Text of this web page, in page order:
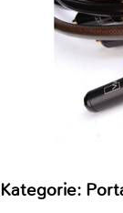
Kategorie: